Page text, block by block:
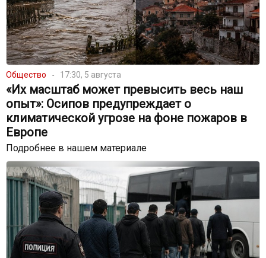
Общество 17:30, 5 августа
«Их масштаб может превысить весь наш
опыт»: Осипов предупреждает о
климатической угрозе на фоне пожаров в
Европе
Подробнее в нашем материале